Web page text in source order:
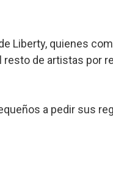
Liberty, quienes
de artistas por
a pedir sus